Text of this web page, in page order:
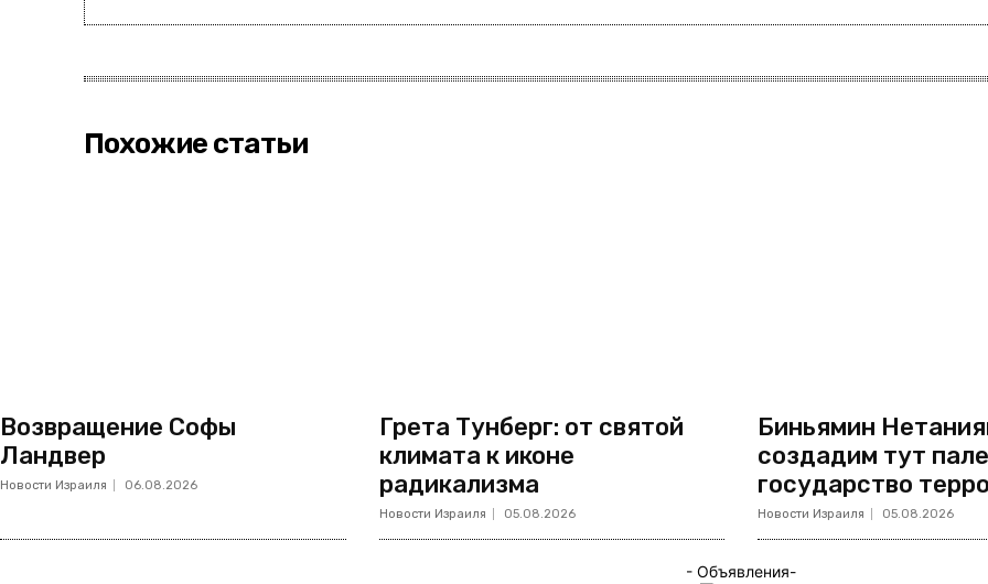
Похожие статьи
Возвращение Софы
Ландвер
Новости Израиля 06.08.2026
Грета Тунберг: от святой
климата к иконе
радикализма
Новости Израиля 05.08.2026
Биньямин
создадим тут
государство
Новости Израиля 05.08.2026
- Объявления-